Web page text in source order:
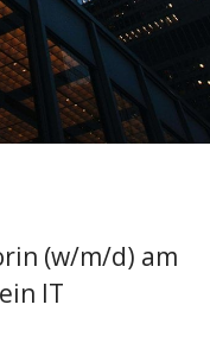
(w/m/d) am
IT